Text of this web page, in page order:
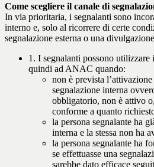
Come scegliere il canale di
In via prioritaria, i segnalanti sono
interno e, solo al ricorrere di certe
segnalazione esterna o una
1. I segnalanti possono utilizzare
quindi ad ANAC quando:
non è prevista
segnalazione interna
obbligatorio, non è attivo
conforme a quanto
la persona segnalante ha
interna e la stessa non ha
la persona segnalante ha
se effettuasse una
sarebbe dato efficace